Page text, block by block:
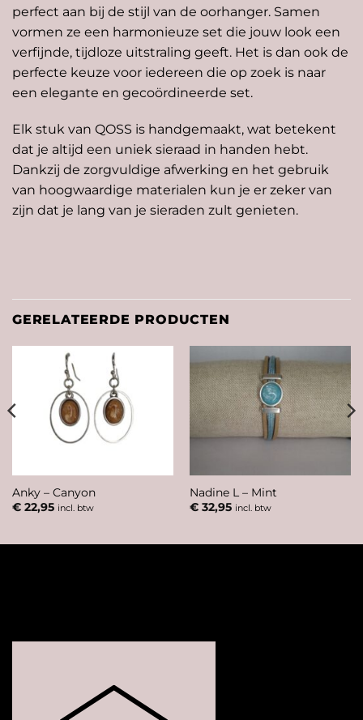
perfect aan bij de stijl van de oorhanger. Samen
vormen ze een harmonieuze set die jouw look een
verfijnde, tijdloze uitstraling geeft. Het is dan ook de
perfecte keuze voor iedereen die op zoek is naar
een elegante en gecoördineerde set.
Elk stuk van QOSS is handgemaakt, wat betekent
dat je altijd een uniek sieraad in handen hebt.
Dankzij de zorgvuldige afwerking en het gebruik
van hoogwaardige materialen kun je er zeker van
zijn dat je lang van je sieraden zult genieten.
GERELATEERDE PRODUCTEN
Anky – Canyon
€22,95 incl. btw
Nadine L – Mint
€32,95 incl. btw